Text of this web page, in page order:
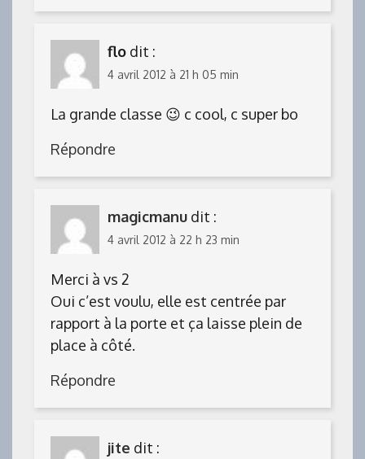
flo dit :
4 avril 2012 à 21 h 05 min
La grande classe 😉 c cool, c super bo
Répondre
magicmanu dit :
4 avril 2012 à 22 h 23 min
Merci à vs 2
Oui c’est voulu, elle est centrée par
rapport à la porte et ça laisse plein de
place à côté.
Répondre
jite dit :